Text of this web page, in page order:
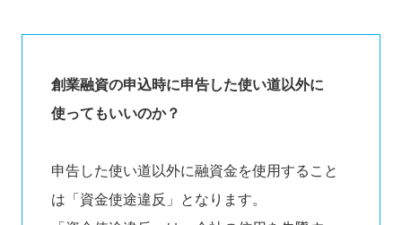
創業融資の申込時に申告した使い道以外に
使ってもいいのか？
申告した使い道以外に融資金を使用すること
は「資金使途違反」となります。